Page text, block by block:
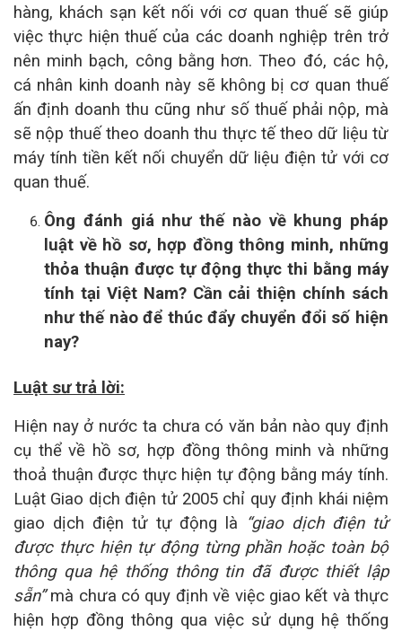
hàng, khách sạn kết nối với cơ quan thuế sẽ giúp
việc thực hiện thuế của các doanh nghiệp trên trở
nên minh bạch, công bằng hơn. Theo đó, các hộ,
cá nhân kinh doanh này sẽ không bị cơ quan thuế
ấn định doanh thu cũng như số thuế phải nộp, mà
sẽ nộp thuế theo doanh thu thực tế theo dữ liệu từ
máy tính tiền kết nối chuyển dữ liệu điện tử với cơ
quan thuế.
Ông đánh giá như thế nào về khung pháp
luật về hồ sơ, hợp đồng thông minh, những
thỏa thuận được tự động thực thi bằng máy
tính tại Việt Nam? Cần cải thiện chính sách
như thế nào để thúc đẩy chuyển đổi số hiện
nay?
Luật sư trả lời:
Hiện nay ở nước ta chưa có văn bản nào quy định
cụ thể về hồ sơ, hợp đồng thông minh và những
thoả thuận được thực hiện tự động bằng máy tính.
Luật Giao dịch điện tử 2005 chỉ quy định khái niệm
giao dịch điện tử tự động là “giao dịch điện tử
được thực hiện tự động từng phần hoặc toàn bộ
thông qua hệ thống thông tin đã được thiết lập
sẵn”mà chưa có quy định về việc giao kết và thực
hiện hợp đồng thông qua việc sử dụng hệ thống